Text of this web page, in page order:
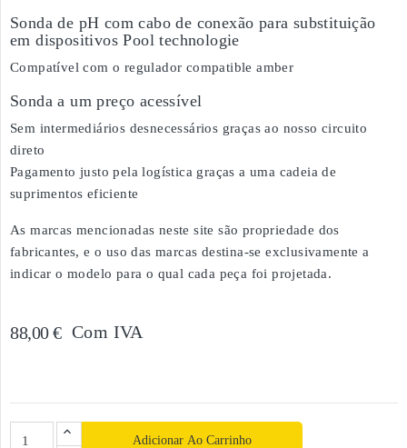
Sonda de pH com cabo de conexão para substituição
em dispositivos Pool technologie
Compatível com o regulador compatible amber
Sonda a um preço acessível
Sem intermediários desnecessários graças ao nosso circuito
direto
Pagamento justo pela logística graças a uma cadeia de
suprimentos eficiente
As marcas mencionadas neste site são propriedade dos
fabricantes, e o uso das marcas destina-se exclusivamente a
indicar o modelo para o qual cada peça foi projetada.
88,00 € Com IVA
Adicionar Ao Carrinho